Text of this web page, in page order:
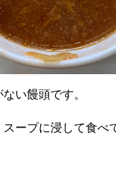
い饅頭です。
ープに浸して食べ